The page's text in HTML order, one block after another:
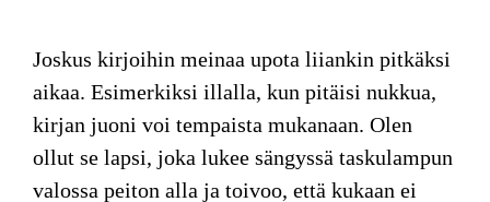
Joskus kirjoihin meinaa upota liiankin pitkäksi
aikaa. Esimerkiksi illalla, kun pitäisi nukkua,
kirjan juoni voi tempaista mukanaan. Olen
ollut se lapsi, joka lukee sängyssä taskulampun
valossa peiton alla ja toivoo, että kukaan ei